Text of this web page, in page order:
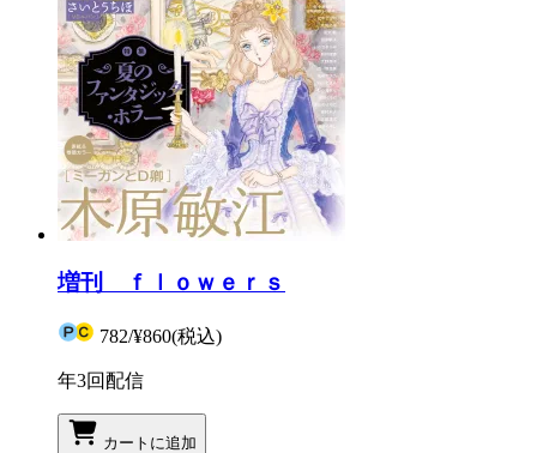
増刊 ｆｌｏｗｅｒｓ
782/¥860(税込)
年3回配信
カートに追加